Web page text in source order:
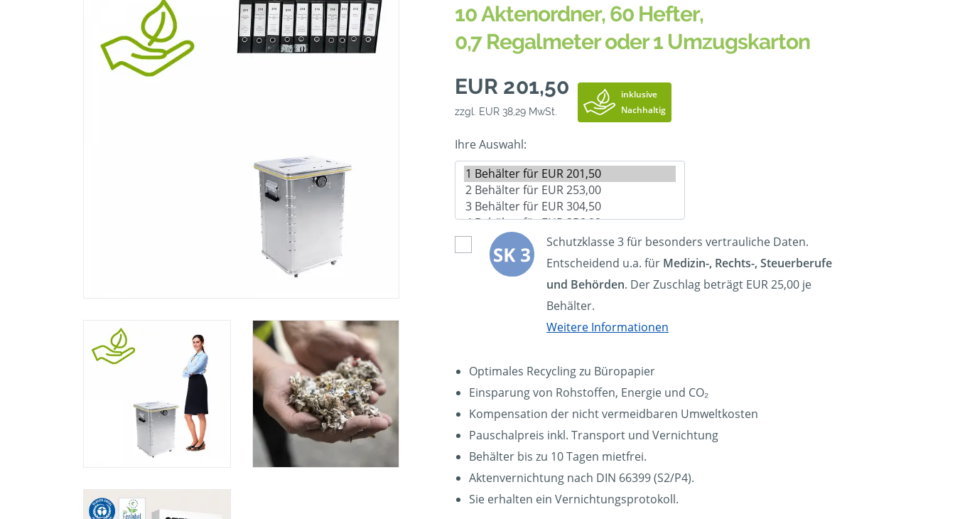
10 Aktenordner, 60 Hefter,
0,7 Regalmeter oder 1 Umzugskarton
EUR 201,50
zzgl. EUR 38,29 MwSt.
inklusive
Nachhaltig
Ihre Auswahl:
Schutzklasse 3 für besonders vertrauliche Daten.
Entscheidend u.a. für Medizin-, Rechts-, Steuerberufe
und Behörden. Der Zuschlag beträgt EUR 25,00 je
Behälter.
Weitere Informationen
Optimales Recycling zu Büropapier
Einsparung von Rohstoffen, Energie und CO₂
Kompensation der nicht vermeidbaren Umweltkosten
Pauschalpreis inkl. Transport und Vernichtung
Behälter bis zu 10 Tagen mietfrei.
Aktenvernichtung nach DIN 66399 (S2/P4).
Sie erhalten ein Vernichtungsprotokoll.